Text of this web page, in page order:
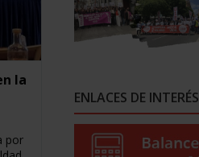
la
por
ENLACES DE INTERÉS